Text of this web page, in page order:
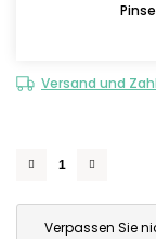
Versand und
Verpassen Sie